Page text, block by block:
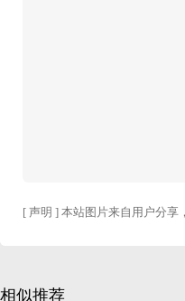
[ 声明 ] 本站图片来自用户分享
相似推荐